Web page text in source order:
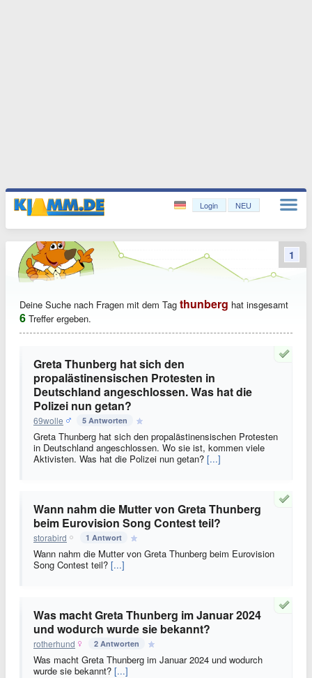
Login NEU
Deine Suche nach Fragen mit dem Tag thunberg hat insgesamt
6 Treffer ergeben.
Greta Thunberg hat sich den
propalästinensischen Protesten in
Deutschland angeschlossen. Was hat die
Polizei nun getan?
69wolle 5 Antworten
Greta Thunberg hat sich den propalästinensischen Protesten
in Deutschland angeschlossen. Wo sie ist, kommen viele
Aktivisten. Was hat die Polizei nun getan? [...]
Wann nahm die Mutter von Greta Thunberg
beim Eurovision Song Contest teil?
storabird 1 Antwort
Wann nahm die Mutter von Greta Thunberg beim Eurovision
Song Contest teil? [...]
Was macht Greta Thunberg im Januar 2024
und wodurch wurde sie bekannt?
rotherhund 2 Antworten
Was macht Greta Thunberg im Januar 2024 und wodurch
wurde sie bekannt? [...]
1